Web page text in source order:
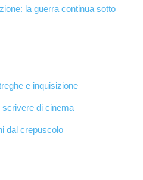
la guerra continua sotto
e inquisizione
scrivere di cinema
dal crepuscolo